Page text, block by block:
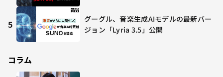
5
グーグル、音楽生成AIモデルの最新バー
ジョン「Lyria 3.5」公開
コラム